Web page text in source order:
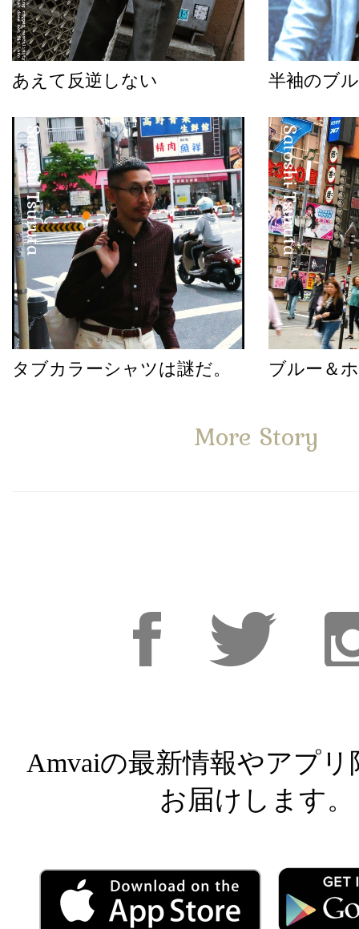
あえて反逆しない 半袖のブ
Satoshi Tsuruta
タブカラーシャツは謎だ。
Satoshi Tsuruta
ブルー＆
More Story
Amvaiの最新情報やアプリ
お届けします。